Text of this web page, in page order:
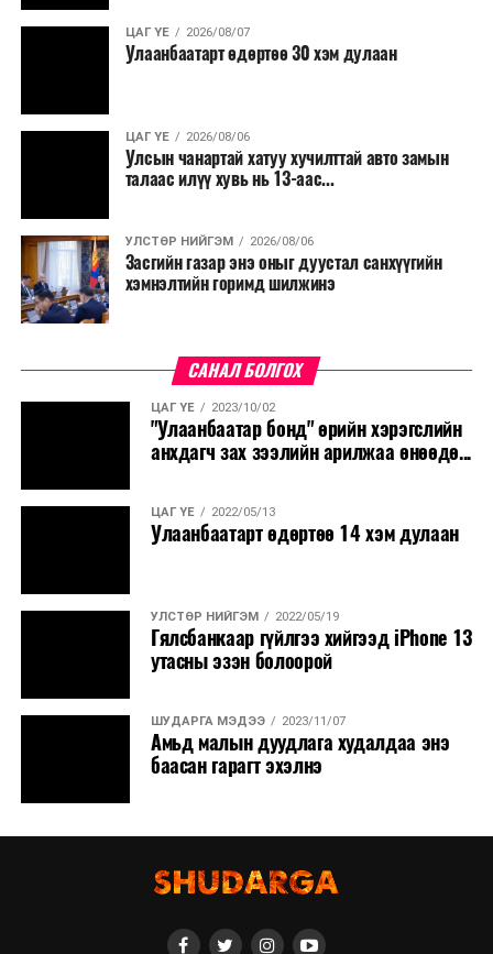
нөхөн томилгоо хийхгүй байх, аялал, амралт, зугаалга,
хамт олны урлаг, спортын арга хэмжээг зохион
байгуулахгүй байх, төрийн албанд шинэ орон тоо бий
сургалтыг цахим хэлбэрт шилжүүлэх, төрийн албан
хаагчдыг зарим өдрүүдэд цахимаар ажиллуулах арга
хэмжээг үргэлжлүүлэхийг үүрэг болголоо.
Төсвийн сахилга бат сайжирч, эдийн засгийн нөхцөл
байдал хэвийн болсон тохиолдолд эдгээр
хязгаарлалтыг үе шаттайгаар сулруулах юм.
ЦАГ ҮЕ 2026/08/07
Улаанбаатарт өдөртөө 30 хэм дулаан
ЦАГ ҮЕ 2026/08/06
Улсын чанартай хатуу хучилттай авто замын
талаас илүү хувь нь 13-аас...
УЛСТӨР НИЙГЭМ 2026/08/06
Засгийн газар энэ оныг дуустал санхүүгийн
хэмнэлтийн горимд шилжинэ
САНАЛ БОЛГОХ
ЦАГ ҮЕ 2023/10/02
"Улаанбаатар бонд" өрийн хэрэгслийн
анхдагч зах зээлийн арилжаа өнөөдө...
ЦАГ ҮЕ 2022/05/13
Улаанбаатарт өдөртөө 14 хэм дулаан
УЛСТӨР НИЙГЭМ 2022/05/19
Гялсбанкаар гүйлгээ хийгээд iPhone 13
утасны эзэн болоорой
ШУДАРГА МЭДЭЭ 2023/11/07
Амьд малын дуудлага худалдаа энэ
баасан гарагт эхэлнэ